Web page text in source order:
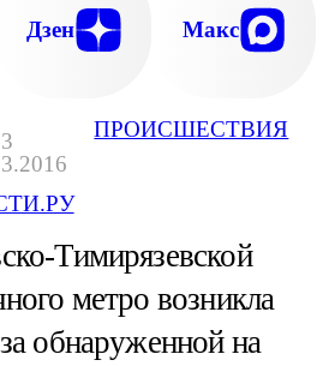
ПРОИСШЕСТВИЯ
Дзен Макс
Тимирязевской
метро возникла
обнаруженной на